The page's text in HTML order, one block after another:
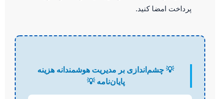
پرداخت امضا کنید.
💡 چشم‌اندازی بر مدیریت هوشمندانه هزینه
پایان‌نامه 💡